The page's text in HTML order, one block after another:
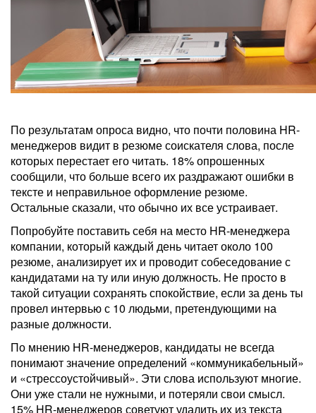
По результатам опроса видно, что почти половина HR-
менеджеров видит в резюме соискателя слова, после
которых перестает его читать. 18% опрошенных
сообщили, что больше всего их раздражают ошибки в
тексте и неправильное оформление резюме.
Остальные сказали, что обычно их все устраивает.
Попробуйте поставить себя на место HR-менеджера
компании, который каждый день читает около 100
резюме, анализирует их и проводит собеседование с
кандидатами на ту или иную должность. Не просто в
такой ситуации сохранять спокойствие, если за день ты
провел интервью с 10 людьми, претендующими на
разные должности.
По мнению HR-менеджеров, кандидаты не всегда
понимают значение определений «коммуникабельный»
и «стрессоустойчивый». Эти слова используют многие.
Они уже стали не нужными, и потеряли свои смысл.
15% HR-менеджеров советуют удалить их из текста